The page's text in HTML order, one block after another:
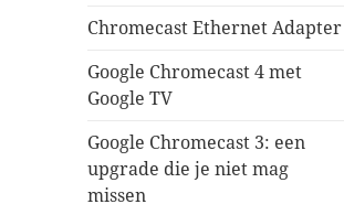
Chromecast Ethernet Adapter
Google Chromecast 4 met
Google TV
Google Chromecast 3: een
upgrade die je niet mag
missen